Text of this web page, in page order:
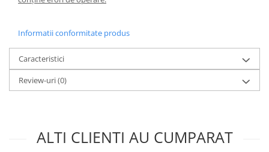
Cabine de dus dreptunghiulare
Cabine de dus pentagonale
Cabine de dus semirotunde
Cadite de dus
Cadite semirotunde
Informatii conformitate produs
Caracteristici
Review-uri(0)
ALTI CLIENTI AU CUMPARAT